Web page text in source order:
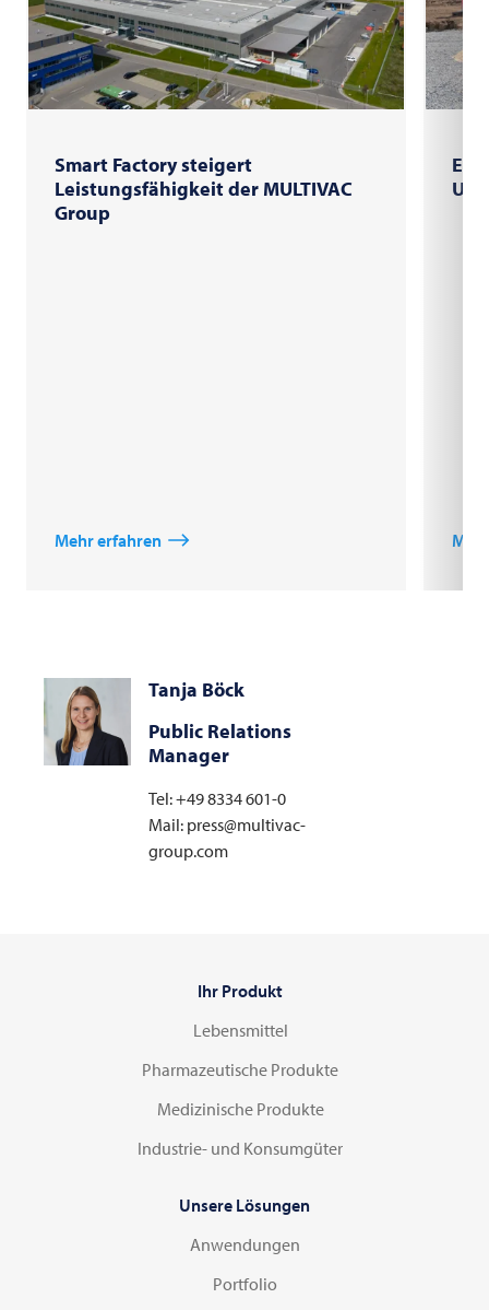
Smart Factory steigert
Leistungsfähigkeit der MULTIVAC
Group
Mehr erfahren
Tanja Böck
Public Relations
Manager
Tel: +49 8334 601-0
Mail: press@multivac-
group.com
Ihr Produkt
Lebensmittel
Pharmazeutische Produkte
Medizinische Produkte
Industrie- und Konsumgüter
Unsere Lösungen
Anwendungen
Portfolio